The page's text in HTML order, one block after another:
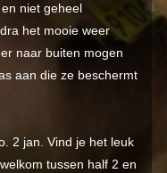
niet geheel
het mooie weer
naar buiten mogen
aan die ze beschermt
2 jan. Vind je het leuk
tussen half 2 en